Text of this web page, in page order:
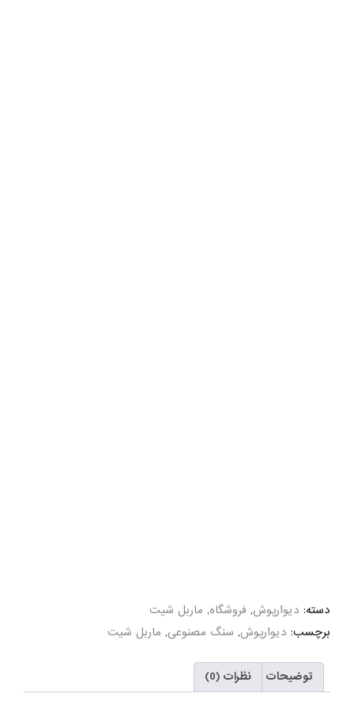
دسته: دیوارپوش, فروشگاه, ماربل شیت
برچسب: دیوارپوش, سنگ مصنوعی, ماربل شیت
توضیحات نظرات (0)